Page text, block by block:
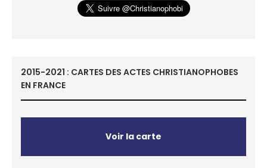
2015-2021 : CARTES DES ACTES CHRISTIANOPHOBES
EN FRANCE
Voir la carte